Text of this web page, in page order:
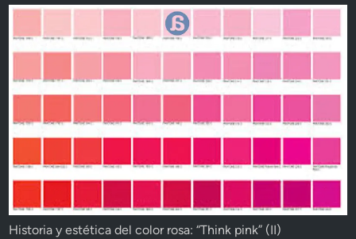
Historia y estética del color rosa: “Think pink” (II)